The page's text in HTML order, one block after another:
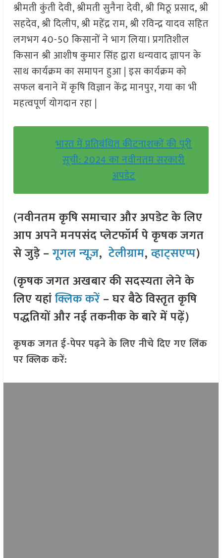
श्रीमती कुंती देवी, श्रीमती सुनैना देवी, श्री मिठू प्रसाद, श्री
सहदेव, श्री दिलीप, श्री महेंद्र राम, श्री रविन्द्र यादव सहित
लगभग 40-50 किसानों ने भाग लिया। प्रगतिशील
किसान श्री आशीष कुमार सिंह द्वारा धन्यवाद ज्ञापन के
साथ कार्यक्रम का समापन हुआ | इस कार्यक्रम को
सफल बनाने में कृषि विज्ञान केंद्र मानपुर, गया का भी
महत्वपूर्ण योगदान रहा |
भारत में प्रतिबंधित कीटनाशकों की पूरी
सूची: 2024 का नवीनतम सरकारी
अपडेट
(नवीनतम कृषि समाचार और अपडेट के लिए
आप अपने मनपसंद प्लेटफॉर्म पे कृषक जगत
से जुड़े –गूगल न्यूज़,टेलीग्राम,व्हाट्सएप्प)
(कृषक जगत अखबार की सदस्यता लेने के
लिए यहांक्लिक करें– घर बैठे विस्तृत कृषि
पद्धतियों और नई तकनीक के बारे में पढ़ें)
कृषक जगत ई-पेपर पढ़ने के लिए नीचे दिए गए लिंक
पर क्लिक करें: